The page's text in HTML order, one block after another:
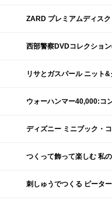
ZARD プレミアムディス
西部警察DVDコレクショ
リサとガスパール ニット
ウォーハンマー40,000:コ
ディズニー ミニブック・
つくって飾って楽しむ 私
刺しゅうでつくる ピータ